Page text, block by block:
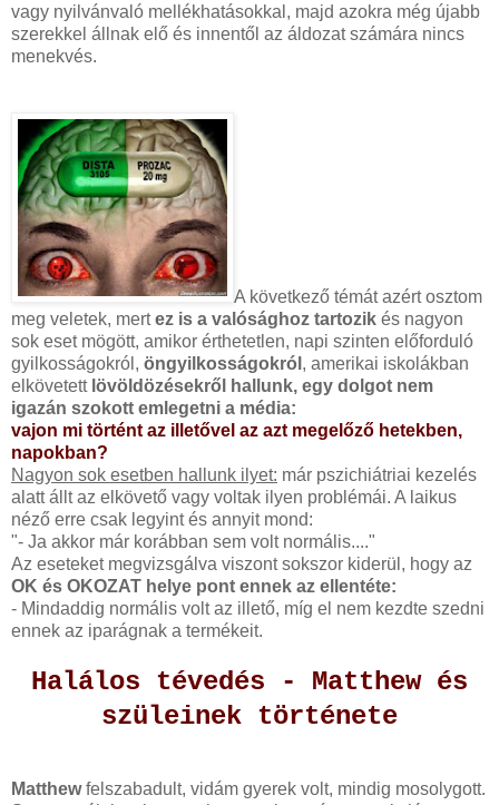
vagy nyilvánvaló mellékhatásokkal, majd azokra még újabb
szerekkel állnak elő és innentől az áldozat számára nincs
menekvés.
A következő témát azért osztom
meg veletek, mertez is a valósághoz tartozik és nagyon
sok eset mögött, amikor érthetetlen, napi szinten előforduló
gyilkosságokról, öngyilkosságokról , amerikai iskolákban
elkövetett lövöldözésekről hallunk, egy dolgot nem
igazán szokott emlegetni a média:
vajon mi történt az illetővel az azt megelőző hetekben,
napokban?
Nagyon sok esetben hallunk ilyet: már pszichiátriai kezelés
alatt állt az elkövető vagy voltak ilyen problémái. A laikus
néző erre csak legyint és annyit mond:
"- Ja akkor már korábban sem volt normális...."
Az eseteket megvizsgálva viszont sokszor kiderül, hogy az
OK és OKOZAT helye pont ennek az ellentéte:
- Mindaddig normális volt az illető, míg el nem kezdte szedni
ennek az iparágnak a termékeit.
Halálos tévedés - Matthew és
szüleinek története
Matthewfelszabadult, vidám gyerek volt, mindig mosolygott.